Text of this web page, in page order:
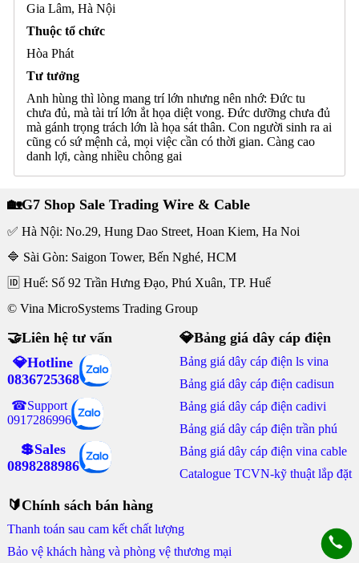
Gia Lâm, Hà Nội
Thuộc tổ chức
Hòa Phát
Tư tưởng
Anh hùng thì lòng mang trí lớn nhưng nên nhớ: Đức tu
chưa đủ, mà tài trí lớn ắt họa diệt vong. Đức dưỡng chưa đủ
mà gánh trọng trách lớn là họa sát thân. Con người sinh ra ai
cũng có sứ mệnh cả, mọi việc cần có thời gian. Càng cao
danh lợi, càng nhiều chông gai
🏡G7 Shop Sale Trading Wire & Cable
✅ Hà Nội: No.29, Hung Dao Street, Hoan Kiem, Ha Noi
🔷 Sài Gòn: Saigon Tower, Bến Nghé, HCM
🆔 Huế: Số 92 Trần Hưng Đạo, Phú Xuân, TP. Huế
© Vina MicroSystems Trading Group
🤝Liên hệ tư vấn
💎Hotline
0836725368
☎Support
0917286996
💲Sales
0898288986
💎Bảng giá dây cáp điện
Bảng giá dây cáp điện ls vina
Bảng giá dây cáp điện cadisun
Bảng giá dây cáp điện cadivi
Bảng giá dây cáp điện trần phú
Bảng giá dây cáp điện vina cable
Catalogue TCVN-kỹ thuật lắp đặt
🔰Chính sách bán hàng
Thanh toán sau cam kết chất lượng
Bảo vệ khách hàng và phòng vệ thương mại